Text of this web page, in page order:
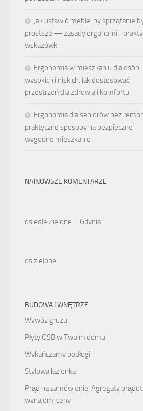
Jak ustawić meble, by sprzątanie
prostsze — zasady ergonomii i
wskazówki
Ergonomia w mieszkaniu dla osób
wysokich i niskich: jak dostosować
przestrzeń dla zdrowia i komfortu
Ergonomia dla seniorów bez
praktyczne sposoby na bezpieczne i
wygodne mieszkanie
NAJNOWSZE KOMENTARZE
osiedle Zielone – Gdynia
os zielone
BUDOWA I WNĘTRZE
Wywóz gruzu.
Płyty OSB w Twoim domu
Wykańczamy podłogi
Stylowa łazienka
Prąd na zamówienie. Agregaty
wynajem: ceny